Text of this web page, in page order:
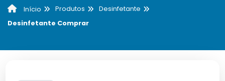
Início Produtos
Desinfetante
Desinfetante Comprar